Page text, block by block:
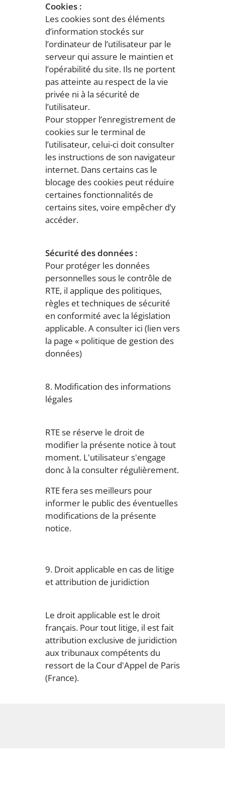
Cookies :
Les cookies sont des éléments
d’information stockés sur
l’ordinateur de l’utilisateur par le
serveur qui assure le maintien et
l’opérabilité du site. Ils ne portent
pas atteinte au respect de la vie
privée ni à la sécurité de
l’utilisateur.
Pour stopper l’enregistrement de
cookies sur le terminal de
l’utilisateur, celui-ci doit consulter
les instructions de son navigateur
internet. Dans certains cas le
blocage des cookies peut réduire
certaines fonctionnalités de
certains sites, voire empêcher d’y
accéder.
Sécurité des données :
Pour protéger les données
personnelles sous le contrôle de
RTE, il applique des politiques,
règles et techniques de sécurité
en conformité avec la législation
applicable. A consulter ici (lien vers
la page « politique de gestion des
données)
8. Modification des informations
légales
RTE se réserve le droit de
modifier la présente notice à tout
moment. L'utilisateur s'engage
donc à la consulter régulièrement.
RTE fera ses meilleurs pour
informer le public des éventuelles
modifications de la présente
notice.
9. Droit applicable en cas de litige
et attribution de juridiction
Le droit applicable est le droit
français. Pour tout litige, il est fait
attribution exclusive de juridiction
aux tribunaux compétents du
ressort de la Cour d'Appel de Paris
(France).